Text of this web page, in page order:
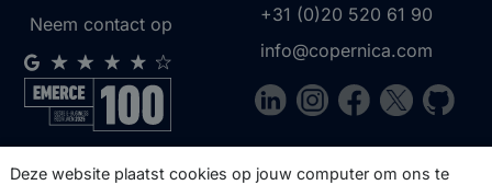
Neem contact op
+31 (0)20 520 61 90
info@copernica.com
Via onze nieuwsbrief blijf je op de
Deze website plaatst cookies op jouw computer om ons te